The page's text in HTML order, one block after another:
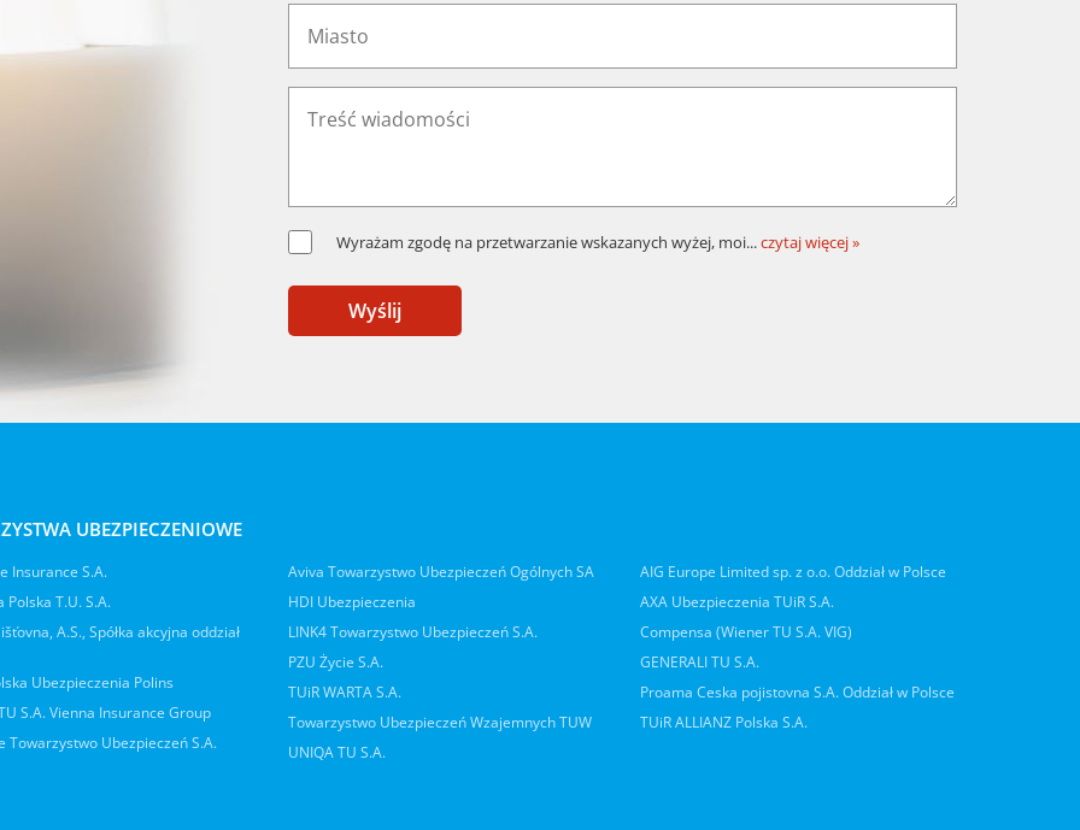
Wyrażam zgodę na przetwarzanie wskazanych wyżej, moi...czytaj więcej »
Wyślij
UBEZPIECZENIOWE
Insurance S.A.
Polska T.U. S.A.
A.S., Spółka akcyjna oddział
Ubezpieczenia Polins
S.A. Vienna Insurance Group
Towarzystwo Ubezpieczeń S.A.
Aviva Towarzystwo Ubezpieczeń Ogólnych SA
HDI Ubezpieczenia
LINK4 Towarzystwo Ubezpieczeń S.A.
PZU Życie S.A.
TUiR WARTA S.A.
Towarzystwo Ubezpieczeń Wzajemnych TUW
UNIQA TU S.A.
AIG Europe Limited sp. z o.o. Oddział w Polsce
AXA Ubezpieczenia TUiR S.A.
Compensa (Wiener TU S.A. VIG)
GENERALI TU S.A.
Proama Ceska pojistovna S.A. Oddział w Polsce
TUiR ALLIANZ Polska S.A.